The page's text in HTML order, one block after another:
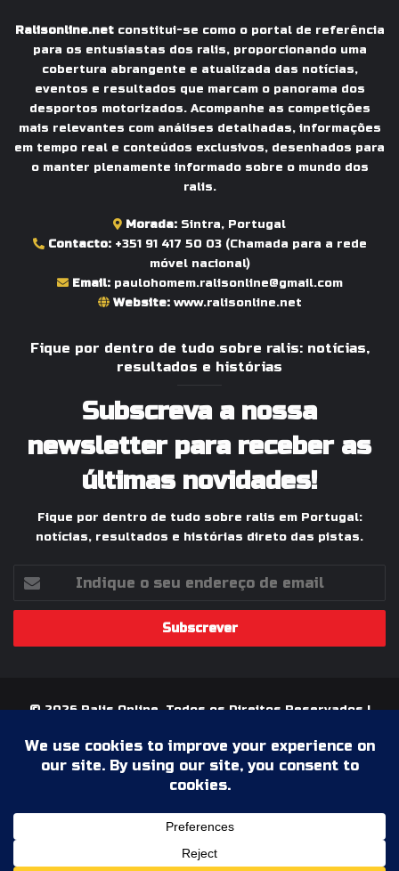
Ralisonline.netconstitui-se como o portal de referência
para os entusiastas dos ralis, proporcionando uma
cobertura abrangente e atualizada das notícias,
eventos e resultados que marcam o panorama dos
desportos motorizados. Acompanhe as competições
mais relevantes com análises detalhadas, informações
em tempo real e conteúdos exclusivos, desenhados para
o manter plenamente informado sobre o mundo dos
ralis.
Morada: Sintra, Portugal
Contacto: +351 91 417 50 03(Chamada para a rede
móvel nacional)
Email: paulohomem.ralisonline@gmail.com
Website: www.ralisonline.net
Fique por dentro de tudo sobre ralis: notícias,
resultados e histórias
Subscreva a nossa
newsletter para receber as
últimas novidades!
Fique por dentro de tudo sobre ralis em Portugal:
notícias, resultados e histórias direto das pistas.
seu
de
© 2026 Ralis Online, Todos os Direitos Reservados |
Paixão pelos Ralis em Portugal
Termos & Condições
Política de Privacidade